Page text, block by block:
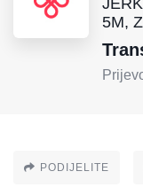
5M,
PODIJELITE